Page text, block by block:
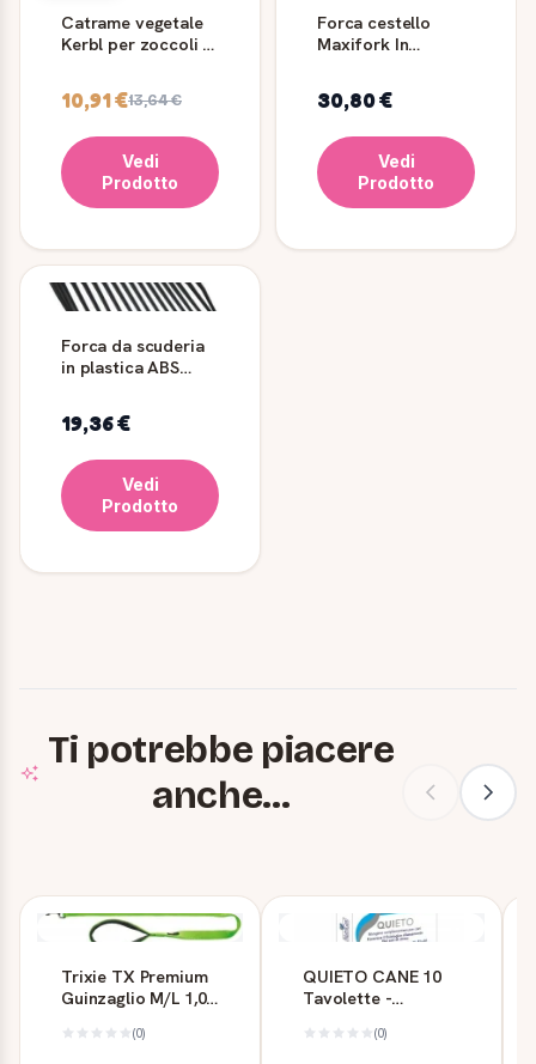
Catrame vegetale
Kerbl per zoccoli e
10,91 €13,64 €
Vedi
Prodotto
Forca cestello
Maxifork In
30,80 €
Vedi
Prodotto
Forca da scuderia
in plastica ABS
19,36 €
Vedi
Prodotto
Ti potrebbe piacere
anche...
Trixie TX Premium
Guinzaglio M/L 1,00
(0)
QUIETO CANE 10
Tavolette -
(0)